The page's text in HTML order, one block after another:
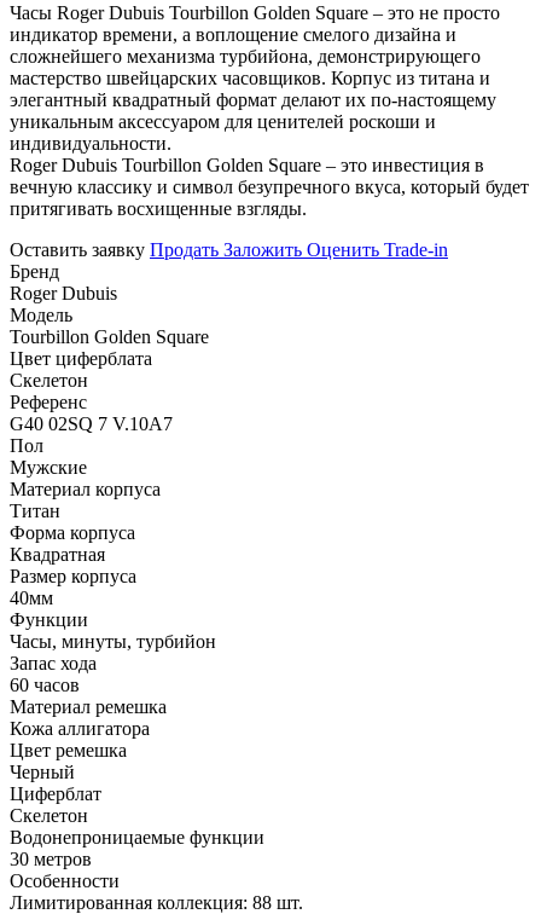
Часы Roger Dubuis Tourbillon Golden Square – это не просто
индикатор времени, а воплощение смелого дизайна и
сложнейшего механизма турбийона, демонстрирующего
мастерство швейцарских часовщиков. Корпус из титана и
элегантный квадратный формат делают их по-настоящему
уникальным аксессуаром для ценителей роскоши и
индивидуальности.
Roger Dubuis Tourbillon Golden Square – это инвестиция в
вечную классику и символ безупречного вкуса, который будет
притягивать восхищенные взгляды.
Оставить заявку Продать Заложить Оценить Trade-in
Бренд
Roger Dubuis
Модель
Tourbillon Golden Square
Цвет циферблата
Скелетон
Референс
G40 02SQ 7 V.10A7
Пол
Мужские
Материал корпуса
Титан
Форма корпуса
Квадратная
Размер корпуса
40мм
Функции
Часы, минуты, турбийон
Запас хода
60 часов
Материал ремешка
Кожа аллигатора
Цвет ремешка
Черный
Циферблат
Скелетон
Водонепроницаемые функции
30 метров
Особенности
Лимитированная коллекция: 88 шт.